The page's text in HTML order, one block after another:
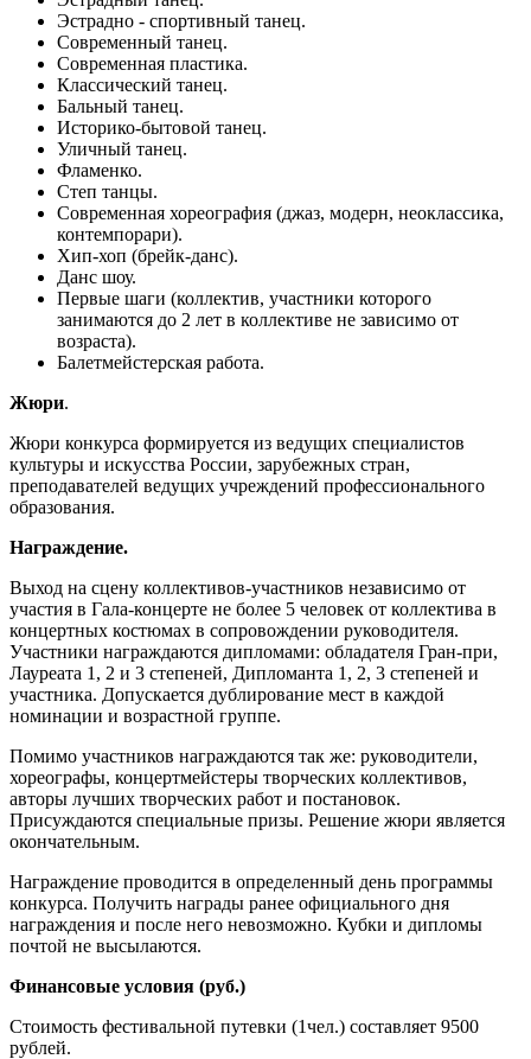
Эстрадно - спортивный танец.
Современный танец.
Современная пластика.
Классический танец.
Бальный танец.
Историко-бытовой танец.
Уличный танец.
Фламенко.
Степ танцы.
Современная хореография (джаз, модерн, неоклассика,
контемпорари).
Хип-хоп (брейк-данс).
Данс шоу.
Первые шаги (коллектив, участники которого
занимаются до 2 лет в коллективе не зависимо от
возраста).
Балетмейстерская работа.
Жюри.
Жюри конкурса формируется из ведущих специалистов
культуры и искусства России, зарубежных стран,
преподавателей ведущих учреждений профессионального
образования.
Награждение.
Выход на сцену коллективов-участников независимо от
участия в Гала-концерте не более 5 человек от коллектива в
концертных костюмах в сопровождении руководителя.
Участники награждаются дипломами: обладателя Гран-при,
Лауреата 1, 2 и 3 степеней, Дипломанта 1, 2, 3 степеней и
участника. Допускается дублирование мест в каждой
номинации и возрастной группе.
Помимо участников награждаются так же: руководители,
хореографы, концертмейстеры творческих коллективов,
авторы лучших творческих работ и постановок.
Присуждаются специальные призы. Решение жюри является
окончательным.
Награждение проводится в определенный день программы
конкурса. Получить награды ранее официального дня
награждения и после него невозможно. Кубки и дипломы
почтой не высылаются.
Финансовые условия (руб.)
Стоимость фестивальной путевки (1чел.) составляет 9500
рублей.